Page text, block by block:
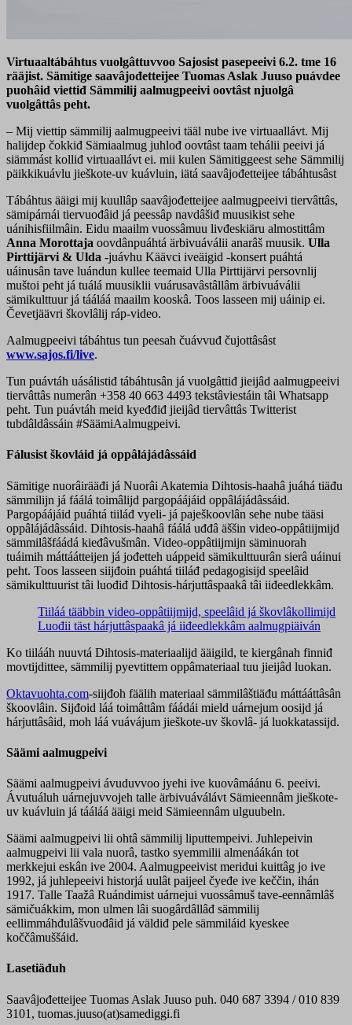
Virtuaaltábáhtus vuolgâttuvvoo Sajosist pasepeeivi 6.2. tme 16
rääjist. Sämitige saavâjođetteijee Tuomas Aslak Juuso puávdee
puohâid viettiđ Sämmilij aalmugpeeivi oovtâst njuolgâ
vuolgâttâs peht.
– Mij viettip sämmilij aalmugpeeivi tääl nube ive virtuaallávt. Mij
halijdep čokkiđ Sämiaalmug juhlođ oovtâst taam tehálii peeivi já
siämmást kolliđ virtuaallávt ei. mii kulen Sämitiggeest sehe Sämmilij
päikkikuávlu jieškote-uv kuávluin, iätá saavâjođetteijee tábáhtusâst
Tábáhtus ääigi mij kuullâp saavâjođetteijee aalmugpeeivi tiervâttâs,
sämipárnái tiervuođâid já peessâp navdâšiđ muusikist sehe
uánihisfiilmâin. Eidu maailm vuossâmuu livđeskiäru almostittâm
Anna Morottaja oovdânpuáhtá ärbivuáválii anarâš muusik. Ulla
Pirttijärvi & Ulda -juávhu Käävci iveäigid -konsert puáhtá
uáinusân tave luándun kullee teemaid Ulla Pirttijärvi persovnlij
muštoi peht já tuálá muusiklii vuárusavâstâllâm ärbivuáválii
sämikulttuur já tááláá maailm kooskâ. Toos lasseen mij uáinip ei.
Čevetjäävri škovlâlij ráp-video.
Aalmugpeeivi tábáhtus tun peesah čuávvuđ čujottâsâst
www.sajos.fi/live.
Tun puávtáh uásálistiđ tábáhtusân já vuolgâttiđ jieijâd aalmugpeeivi
tiervâttâs numerân +358 40 663 4493 tekstâviestáin tâi Whatsapp
peht. Tun puávtáh meid kyeđđiđ jieijâd tiervâttâs Twitterist
tubdâldâssáin #SäämiAalmugpeivi.
Fálusist škovláid já oppâlájádâssáid
Sämitige nuorâirääđi já Nuorâi Akatemia Dihtosis-haahâ juáhá tiäđu
sämmilijn já fáálá toimâlijd pargopáájáid oppâlájádâssáid.
Pargopáájáid puáhtá tiiláđ vyeli- já paješkoovlân sehe nube tääsi
oppâlájádâssáid. Dihtosis-haahâ fáálá uđđâ äššin video-oppâtiijmijd
sämmilâšfáádá kieđâvušmân. Video-oppâtiijmijn säminuorah
tuáimih máttáátteijen já jođetteh uáppeid sämikulttuurân sierâ uáinui
peht. Toos lasseen siijđoin puáhtá tiiláđ pedagogisijd speelâid
sämikulttuurist tâi luođiđ Dihtosis-hárjuttâspaakâ tâi iiđeedlekkâm.
Tiiláá tääbbin video-oppâtiijmijd, speelâid já škovlâkollimijd
Luođii täst hárjuttâspaakâ já iiđeedlekkâm aalmugpiäiván
Ko tiilááh nuuvtá Dihtosis-materiaalijd ääigild, te kiergânah finniđ
movtijdittee, sämmilij pyevtittem oppâmateriaal tuu jieijâd luokan.
Oktavuohta.com-siijđoh fäälih materiaal sämmilâštiäđu máttááttâsân
škoovlâin. Sijđoid láá toimâttâm fáádái mield uárnejum oosijd já
hárjuttâsâid, moh láá vuávájum jieškote-uv škovlâ- já luokkatassijd.
Säämi aalmugpeivi
Säämi aalmugpeivi ávuduvvoo jyehi ive kuovâmáánu 6. peeivi.
Ávutuáluh uárnejuvvojeh talle ärbivuáválávt Sämieennâm jieškote-
uv kuávluin já tááláá ääigi meid Sämieennâm ulguubeln.
Säämi aalmugpeivi lii ohtâ sämmilij liputtempeivi. Juhlepeivin
aalmugpeivi lii vala nuorâ, tastko syemmilii almenáákán tot
merkkejui eskân ive 2004. Aalmugpeeivist meridui kuittâg jo ive
1992, já juhlepeeivi historjá uulât paijeel čyeđe ive keččin, ihán
1917. Talle Taažâ Ruándimist uárnejui vuossâmuš tave-eennâmlâš
sämičuákkim, mon ulmen lâi suogârdâllâđ sämmilij
eellimmáhđulâšvuođâid já väldiđ pele sämmiláid kyeskee
koččâmuššáid.
Lasetiäđuh
Saavâjođetteijee Tuomas Aslak Juuso puh. 040 687 3394 / 010 839
3101, tuomas.juuso(at)samediggi.fi